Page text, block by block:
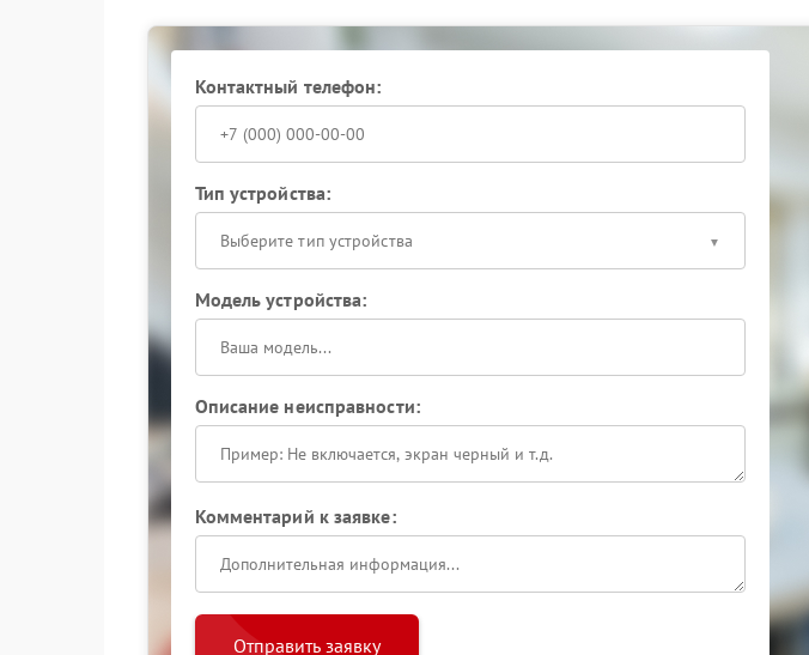
Контактный телефон:
Тип устройства:
Выберите тип устройства
Модель устройства:
Описание неисправности:
Комментарий к заявке:
Отправить заявку